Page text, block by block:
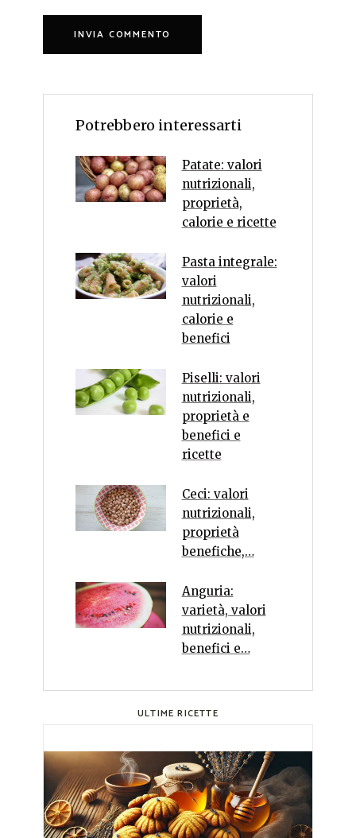
Potrebbero interessarti
Patate: valori
nutrizionali,
proprietà,
calorie e ricette
Pasta integrale:
valori
nutrizionali,
calorie e
benefici
Piselli: valori
nutrizionali,
proprietà e
benefici e
ricette
Ceci: valori
nutrizionali,
proprietà
benefiche,…
Anguria:
varietà, valori
nutrizionali,
benefici e…
ULTIME RICETTE